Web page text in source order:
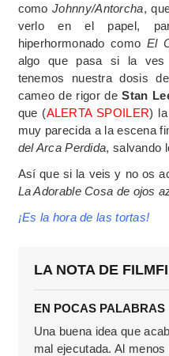
comoJohnny/Antorcha,
verlo en el papel,
hiperhormonado como El
algo que pasa si la ves
tenemos nuestra dosis
cameo de rigor deStan
que (ALERTA SPOILER)
muy parecida a la escena
del Arca Perdida, salvando
Así que si la veis y no os
La Adorable Cosa de ojos
¡Es la hora de las tortas!
LA NOTA DE
EN POCAS PALABRAS
Una buena idea que
mal ejecutada. Al menos